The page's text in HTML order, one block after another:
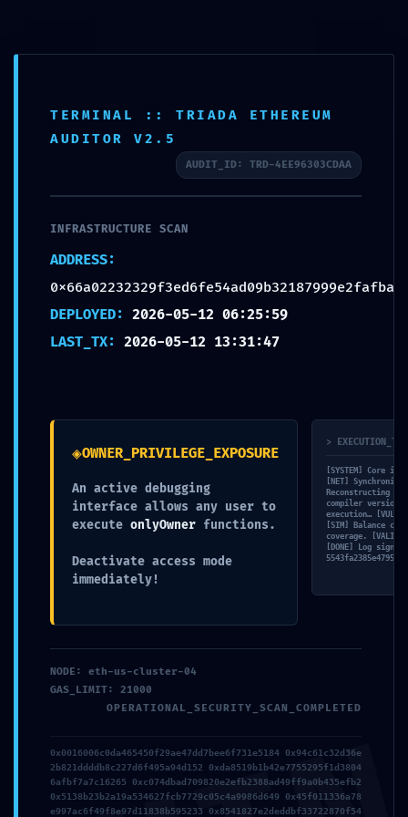
Deja un comentario /Uncategorized/ Poraphisema
obligatorios están marcados con*
Escribe
electrónico*
Guarda mi nombre, correo electrónico y web en este navegador para la
próxima vez que comente.
Recibir un correo electrónico con cada nueva entrada.
TERMINAL :: TRIADA ETHEREUM
AUDITOR V2.5
AUDIT_ID: TRD-4EE96303CDAA
INFRASTRUCTURE SCAN
ADDRESS:
0x66a02232329f3ed6fe54ad09b32187999e2fafba
DEPLOYED: 2026-05-12 06:25:59
LAST_TX: 2026-05-12 13:31:47
◈OWNER_PRIVILEGE_EXPOSURE
An active debugging
interface allows any user to
execute onlyOwner functions.
Deactivate access mode
immediately!
>
[SYSTEM] Core
[NET]
Reconstructing
compiler version:
execution…
[SIM] Balance
coverage.
[DONE] Log
NODE: eth-us-cluster-04
GAS_LIMIT: 21000
OPERATIONAL_SECURITY_SCAN_COMPLETED
0x0016006c0da465450f29ae47dd7bee6f731e5184 0x94c61c32d36e
2b821ddddb8c227d6f495a94d152 0xda8519b1b42e7755295f1d3804
6afbf7a7c16265 0xc074dbad709820e2efb2388ad49ff9a0b435efb2
0x5138b23b2a19a534627fcb7729c05c4a9986d649 0x45f011336a78
e997ac6f49f8e97d11838b595233 0x8541827e2deddbf33722870f54